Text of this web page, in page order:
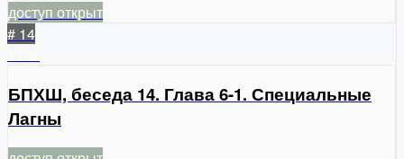
доступ открыт
# 14
БПХШ, беседа 14. Глава 6-1. Специальные
Лагны